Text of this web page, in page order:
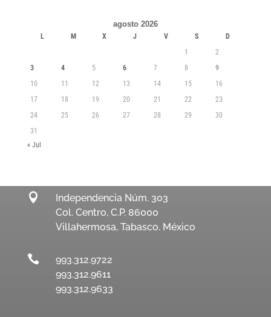
agosto 2026
L M X J V S
D
1
2
3
4 5 6 7 8
9
10
11 12 13 14 15
16
17
18 19 20 21 22
23
24
25 26 27 28 29
30
31
« Jul

Independencia Núm. 303
Col. Centro, C.P. 86000
Villahermosa, Tabasco. México

993.312.9722
993.312.9611
993.312.9633